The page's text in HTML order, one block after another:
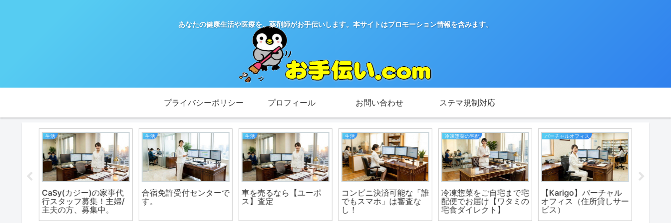
あなたの健康生活や医療を、薬剤師がお手伝いします。本サイトはプロモーション情報を含みます。
プライバシーポリシー プロフィール お問い合わせ ステマ規制対応
生活
合宿免許受付センターで
す。
生活
車を売るなら【ユーポ
ス】査定
生活
コンビニ決済可能な「誰
でもスマホ」は審査な
冷凍惣菜の宅配
冷凍惣菜をご自宅まで宅
配便でお届け【ワタミの
宅食ダイレクト】
バーチャルオフィス
【Karigo】バーチャル
オフィス（住所貸しサー
ビス）
生活
着物買取【出張買取で即
現金化！日本全国無料で
出張査定】まずは相談！